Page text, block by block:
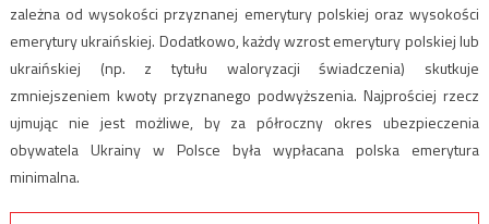
zależna od wysokości przyznanej emerytury polskiej oraz wysokości
emerytury ukraińskiej. Dodatkowo, każdy wzrost emerytury polskiej lub
ukraińskiej (np. z tytułu waloryzacji świadczenia) skutkuje
zmniejszeniem kwoty przyznanego podwyższenia. Najprościej rzecz
ujmując nie jest możliwe, by za półroczny okres ubezpieczenia
obywatela Ukrainy w Polsce była wypłacana polska emerytura
minimalna.